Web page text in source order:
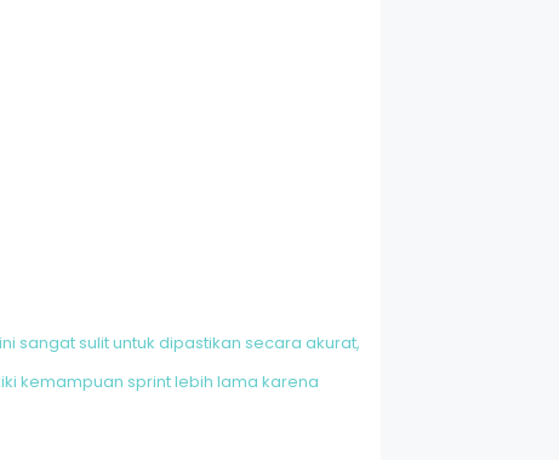
sangat sulit untuk dipastikan secara akurat,
kemampuan sprint lebih lama karena